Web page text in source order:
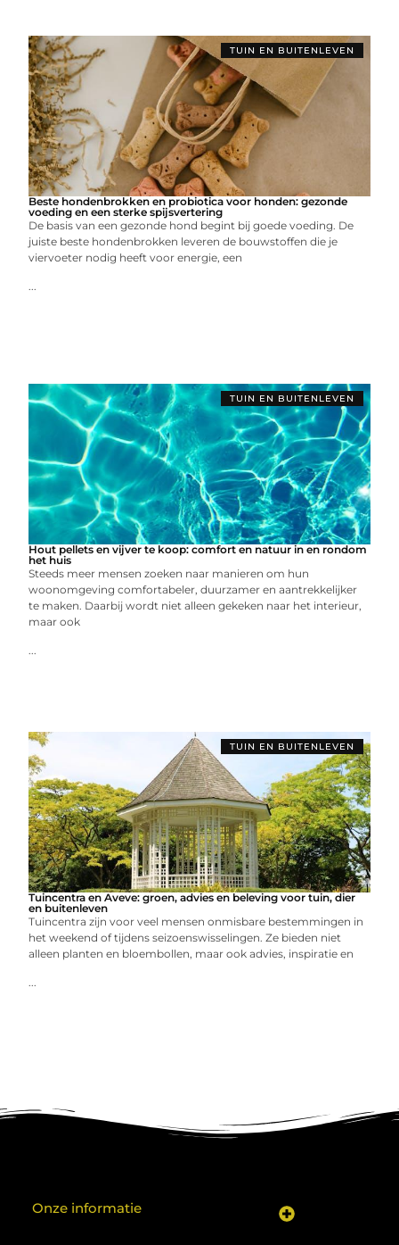
TUIN EN BUITENLEVEN
Beste hondenbrokken en probiotica voor honden: gezonde
voeding en een sterke spijsvertering
De basis van een gezonde hond begint bij goede voeding. De
juiste beste hondenbrokken leveren de bouwstoffen die je
viervoeter nodig heeft voor energie, een
...
TUIN EN BUITENLEVEN
Hout pellets en vijver te koop: comfort en natuur in en rondom
het huis
Steeds meer mensen zoeken naar manieren om hun
woonomgeving comfortabeler, duurzamer en aantrekkelijker
te maken. Daarbij wordt niet alleen gekeken naar het interieur,
maar ook
...
TUIN EN BUITENLEVEN
Tuincentra en Aveve: groen, advies en beleving voor tuin, dier
en buitenleven
Tuincentra zijn voor veel mensen onmisbare bestemmingen in
het weekend of tijdens seizoenswisselingen. Ze bieden niet
alleen planten en bloembollen, maar ook advies, inspiratie en
...
Onze informatie